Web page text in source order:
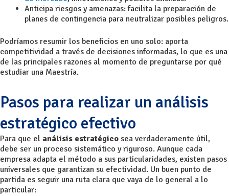
Anticipa riesgos y amenazas: facilita la preparación de
planes de contingencia para neutralizar posibles peligros.
Podríamos resumir los beneficios en uno solo: aporta
competitividad a través de decisiones informadas, lo que es una
de las principales razones al momento de preguntarse por qué
estudiar una Maestría.
Pasos para realizar un análisis
estratégico efectivo
Para que el análisis estratégico sea verdaderamente útil,
debe ser un proceso sistemático y riguroso. Aunque cada
empresa adapta el método a sus particularidades, existen pasos
universales que garantizan su efectividad. Un buen punto de
partida es seguir una ruta clara que vaya de lo general a lo
particular: